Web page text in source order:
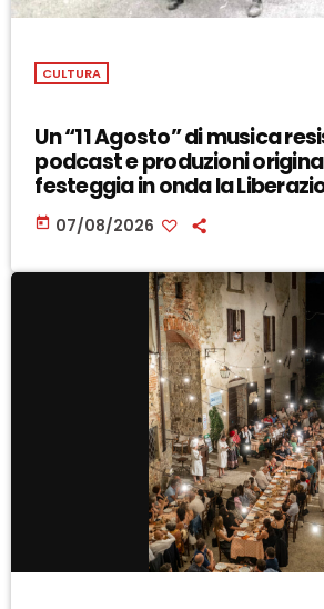
CULTURA
Un “11 Agosto” di musica
podcast e produzioni
festeggia in onda la
today 07/08/2026